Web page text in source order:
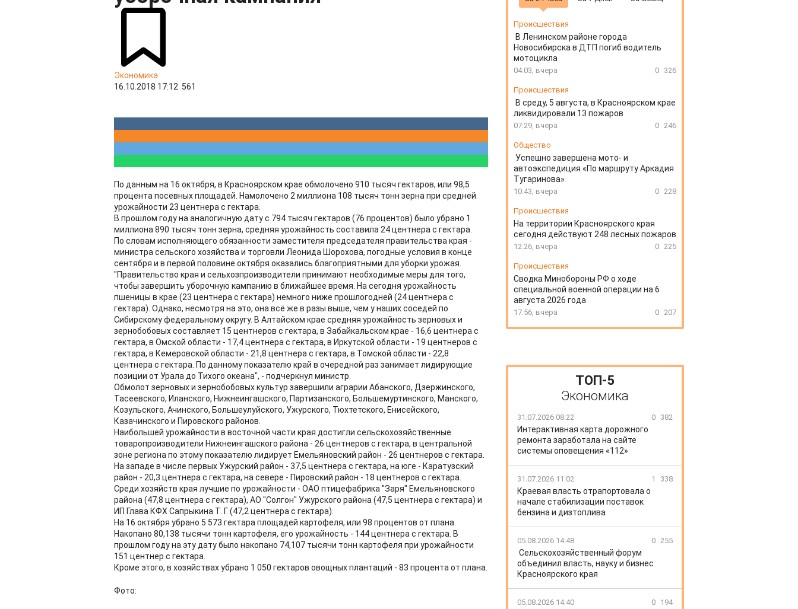
Экономика
16.10.2018 17:12 561
По данным на 16 октября, в Красноярском крае обмолочено 910 тысяч гектаров, или 98,5
процента посевных площадей. Намолочено 2 миллиона 108 тысяч тонн зерна при средней
урожайности 23 центнера с гектара.
В прошлом году на аналогичную дату с 794 тысяч гектаров (76 процентов) было убрано 1
миллиона 890 тысяч тонн зерна, средняя урожайность составила 24 центнера с гектара.
По словам исполняющего обязанности заместителя председателя правительства края -
министра сельского хозяйства и торговли Леонида Шорохова, погодные условия в конце
сентября и в первой половине октября оказались благоприятными для уборки урожая.
"Правительство края и сельхозпроизводители принимают необходимые меры для того,
чтобы завершить уборочную кампанию в ближайшее время. На сегодня урожайность
пшеницы в крае (23 центнера с гектара) немного ниже прошлогодней (24 центнера с
гектара). Однако, несмотря на это, она всё же в разы выше, чем у наших соседей по
Сибирскому федеральному округу. В Алтайском крае средняя урожайность зерновых и
зернобобовых составляет 15 центнеров с гектара, в Забайкальском крае - 16,6 центнера с
гектара, в Омской области - 17,4 центнера с гектара, в Иркутской области - 19 центнеров с
гектара, в Кемеровской области - 21,8 центнера с гектара, в Томской области - 22,8
центнера с гектара. По данному показателю край в очередной раз занимает лидирующие
позиции от Урала до Тихого океана", - подчеркнул министр.
Обмолот зерновых и зернобобовых культур завершили аграрии Абанского, Дзержинского,
Тасеевского, Иланского, Нижнеингашского, Партизанского, Большемуртинского, Манского,
Козульского, Ачинского, Большеулуйского, Ужурского, Тюхтетского, Енисейского,
Казачинского и Пировского районов.
Наибольшей урожайности в восточной части края достигли сельскохозяйственные
товаропроизводители Нижнеингашского района - 26 центнеров с гектара, в центральной
зоне региона по этому показателю лидирует Емельяновский район - 26 центнеров с гектара.
На западе в числе первых Ужурский район - 37,5 центнера с гектара, на юге - Каратузский
район - 20,3 центнера с гектара, на севере - Пировский район - 18 центнеров с гектара.
Среди хозяйств края лучшие по урожайности - ОАО птицефабрика "Заря" Емельяновского
района (47,8 центнера с гектара), АО "Солгон" Ужурского района (47,5 центнера с гектара) и
ИП Глава КФХ Сапрыкина Т. Г. (47,2 центнера с гектара).
На 16 октября убрано 5 573 гектара площадей картофеля, или 98 процентов от плана.
Накопано 80,138 тысячи тонн картофеля, его урожайность - 144 центнера с гектара. В
прошлом году на эту дату было накопано 74,107 тысячи тонн картофеля при урожайности
151 центнер с гектара.
Кроме этого, в хозяйствах убрано 1 050 гектаров овощных плантаций - 83 процента от плана.
Фото:
Происшествия
В Ленинском районе города
Новосибирска в ДТП погиб водитель
мотоцикла
04:03, вчера 0 326
Происшествия
В среду, 5 августа, в Красноярском крае
ликвидировали 13 пожаров
07:29, вчера 0 246
Общество
Успешно завершена мото- и
автоэкспедиция «По маршруту Аркадия
Тугаринова»
10:43, вчера 0 228
Происшествия
На территории Красноярского края
сегодня действуют 248 лесных пожаров
12:26, вчера 0 225
Происшествия
Сводка Минобороны РФ о ходе
специальной военной операции на 6
августа 2026 года
17:56, вчера 0 207
ТОП-5
Экономика
31.07.2026 08:22 0 382
Интерактивная карта дорожного
ремонта заработала на сайте
системы оповещения «112»
31.07.2026 11:02 1 338
Краевая власть отрапортовала о
начале стабилизации поставок
бензина и дизтоплива
05.08.2026 14:48 0 255
Сельскохозяйственный форум
объединил власть, науку и бизнес
Красноярского края
05.08.2026 14:40 0 194